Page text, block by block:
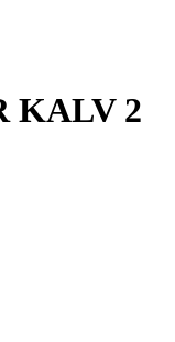
KALV 2